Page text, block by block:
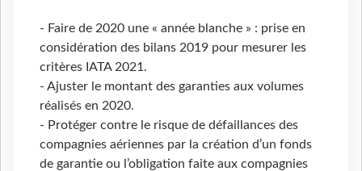
- Faire de 2020 une « année blanche » : prise en
considération des bilans 2019 pour mesurer les
critères IATA 2021.
- Ajuster le montant des garanties aux volumes
réalisés en 2020.
- Protéger contre le risque de défaillances des
compagnies aériennes par la création d’un fonds
de garantie ou l’obligation faite aux compagnies